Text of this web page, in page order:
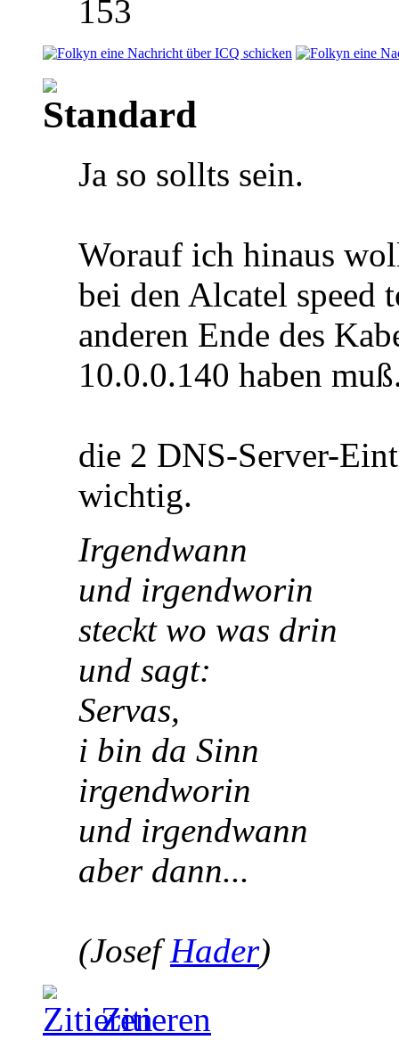
153
Ja so sollts sein.
Worauf ich hinaus
bei den Alcatel speed
anderen Ende des
10.0.0.140 haben
die 2 DNS-Server-
wichtig.
Irgendwann
und irgendworin
steckt wo was drin
und sagt:
Servas,
i bin da Sinn
irgendworin
und irgendwann
aber dann...
(JosefHader)
Zitieren